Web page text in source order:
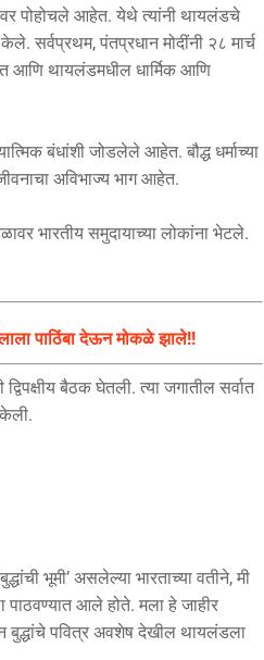
पोहोचले आहेत. येथे त्यांनी थायलंडचे
सर्वप्रथम, पंतप्रधान मोदींनी २८ मार्च
आणि थायलंडमधील धार्मिक आणि
बंधांशी जोडलेले आहेत. बौद्ध धर्माच्या
अविभाज्य भाग आहेत.
भारतीय समुदायाच्या लोकांना भेटले.
पाठिंबा देऊन मोकळे झाले!!
बैठक घेतली. त्या जगातील सर्वात
भूमी’ असलेल्या भारताच्या वतीने, मी
पाठवण्यात आले होते. मला हे जाहीर
पवित्र अवशेष देखील थायलंडला